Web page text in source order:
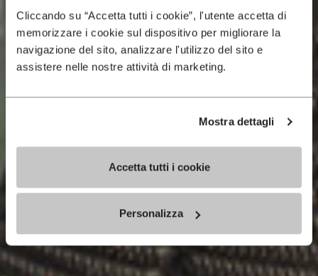
Cliccando su “Accetta tutti i cookie”, l'utente accetta di
memorizzare i cookie sul dispositivo per migliorare la
navigazione del sito, analizzare l'utilizzo del sito e
assistere nelle nostre attività di marketing.
Mostra dettagli
Accetta tutti i cookie
Personalizza